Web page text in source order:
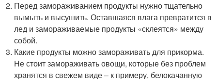
Перед замораживанием продукты нужно тщательно
вымыть и высушить. Оставшаяся влага превратится в
лед и замораживаемые продукты «склеятся» между
собой.
Какие продукты можно замораживать для прикорма.
Не стоит замораживать овощи, которые без проблем
хранятся в свежем виде – к примеру, белокачанную